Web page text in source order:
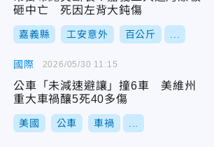
砸中亡 死因左背大鈍傷
嘉義縣 工安意外 百公斤
國際
公車「未減速避讓」撞6車 美維州
重大車禍釀5死40多傷
美國 公車 車禍
2026/05/30 11:15